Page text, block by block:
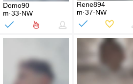
Domo90
m·33·NW
Rene894
m·37·NW